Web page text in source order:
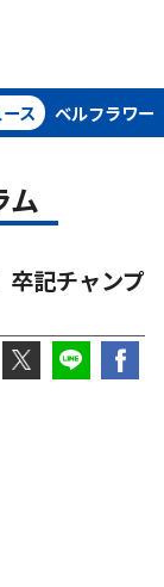
ス ベルフラワー
ム
卒記チャンプ